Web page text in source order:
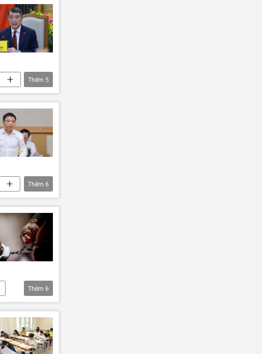
Thêm 5
Thêm 6
Thêm 6